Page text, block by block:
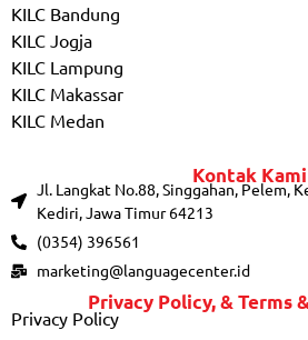
KILC Bandung
KILC Jogja
KILC Lampung
KILC Makassar
KILC Medan
Kontak Kami
Jl. Langkat No.88, Singgahan, Pelem,
Kediri, Jawa Timur 64213
(0354) 396561
marketing@languagecenter.id
Privacy Policy, & Terms
Privacy Policy